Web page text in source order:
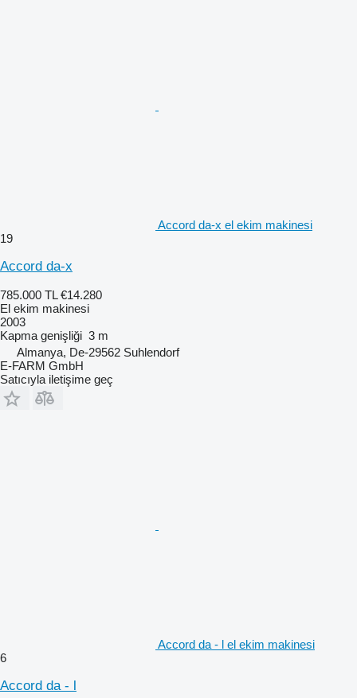
Accord da-x el ekim makinesi
19
Accord da-x
785.000 TL €14.280
El ekim makinesi
2003
Kapma genişliği 3 m
Almanya, De-29562 Suhlendorf
E-FARM GmbH
Satıcıyla iletişime geç
Accord da - l el ekim makinesi
6
Accord da - l